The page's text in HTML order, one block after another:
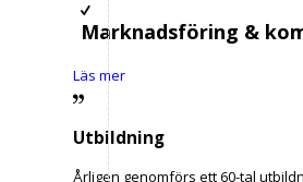
Marknadsföring &
Läs mer
Utbildning
Årligen genomförs ett 60-tal